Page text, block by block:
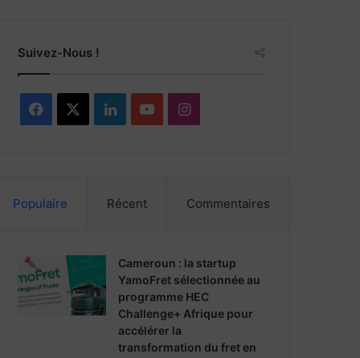
Suivez-Nous !
e
o
o
L
k
d
i
n
b
e
I
t
g
r
Populaire Récent Commentaires
Cameroun : la startup
YamoFret sélectionnée au
programme HEC
Challenge+ Afrique pour
accélérer la
transformation du fret en